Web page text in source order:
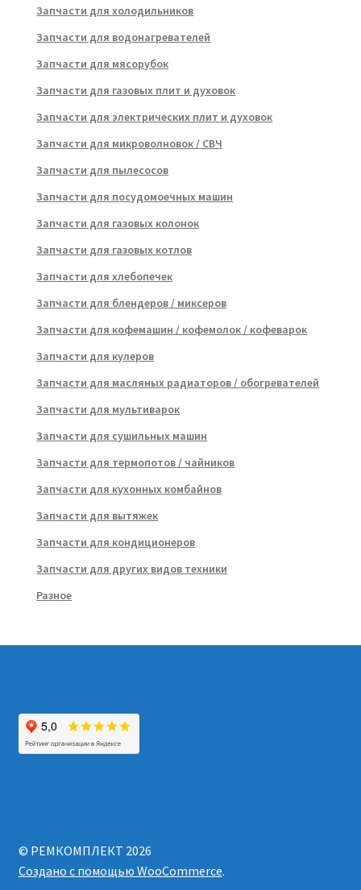
Запчасти для холодильников
Запчасти для водонагревателей
Запчасти для мясорубок
Запчасти для газовых плит и духовок
Запчасти для электрических плит и духовок
Запчасти для микроволновок / СВЧ
Запчасти для пылесосов
Запчасти для посудомоечных машин
Запчасти для газовых колонок
Запчасти для газовых котлов
Запчасти для хлебопечек
Запчасти для блендеров / миксеров
Запчасти для кофемашин / кофемолок / кофеварок
Запчасти для кулеров
Запчасти для масляных радиаторов / обогревателей
Запчасти для мультиварок
Запчасти для сушильных машин
Запчасти для термопотов / чайников
Запчасти для кухонных комбайнов
Запчасти для вытяжек
Запчасти для кондиционеров
Запчасти для других видов техники
Разное
© РЕМКОМПЛЕКТ 2026
Создано с помощью WooCommerce.